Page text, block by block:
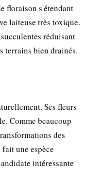
floraison s'étendant
laiteuse très toxique.
réduisant
terrains bien drainés.
Ses fleurs
Comme beaucoup
des
une espèce
intéressante